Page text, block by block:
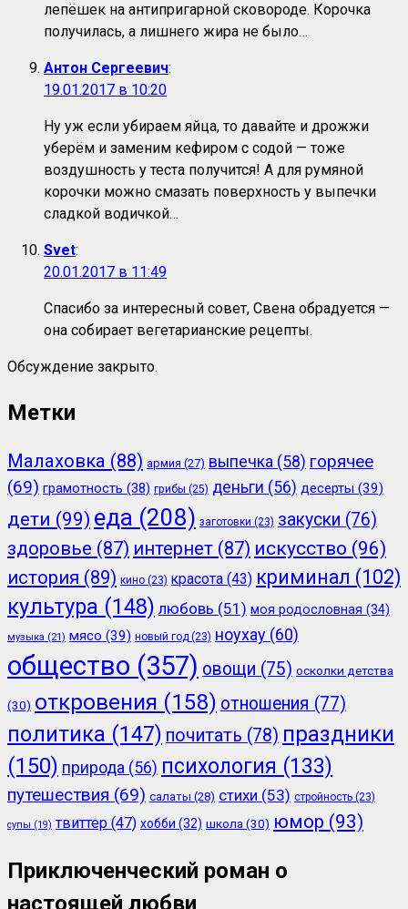
лепёшек на антипригарной сковороде. Корочка
получилась, а лишнего жира не было…
Антон Сергеевич:
19.01.2017 в 10:20
Ну уж если убираем яйца, то давайте и дрожжи
уберём и заменим кефиром с содой — тоже
воздушность у теста получится! А для румяной
корочки можно смазать поверхность у выпечки
сладкой водичкой…
Svet:
20.01.2017 в 11:49
Спасибо за интересный совет, Свена обрадуется —
она собирает вегетарианские рецепты.
Обсуждение закрыто.
Метки
Малаховка (88) армия (27) выпечка (58) горячее
(69) грамотность (38) грибы (25) деньги (56) десерты (39)
дети (99) еда (208) заготовки (23) закуски (76)
здоровье (87) интернет (87) искусство (96)
история (89) кино (23) красота (43) криминал (102)
культура (148) любовь (51) моя родословная (34)
музыка (21) мясо (39) новый год (23) ноухау (60)
общество (357) овощи (75) осколки детства
(30) откровения (158) отношения (77)
политика (147) почитать (78) праздники
(150) природа (56) психология (133)
путешествия (69) салаты (28) стихи (53) стройность (23)
супы (19) твиттер (47) хобби (32) школа(30) юмор (93)
Приключенческий роман о
настоящей любви